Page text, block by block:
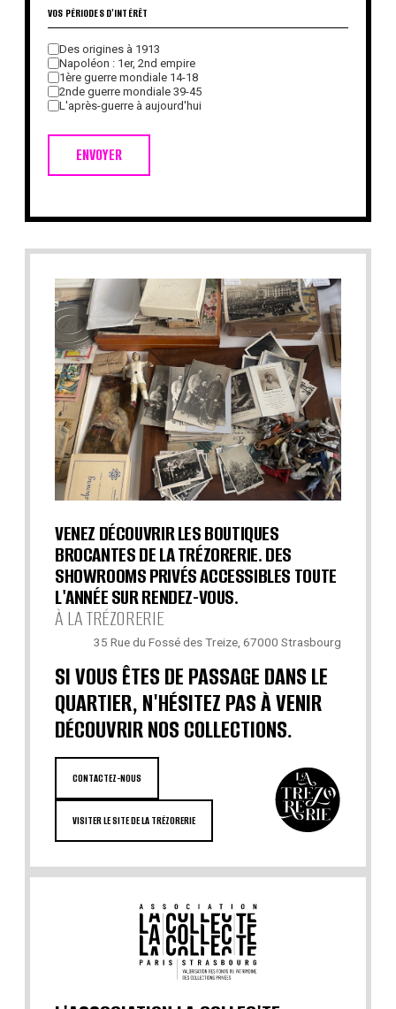
ENVOYER
VOS PÉRIODES D'INTÉRÊT
Des origines à 1913
Napoléon : 1er, 2nd empire
1ère guerre mondiale 14-18
2nde guerre mondiale 39-45
L'après-guerre à aujourd'hui
VENEZ DÉCOUVRIR LES BOUTIQUES
BROCANTES DE LA TRÉZORERIE. DES
SHOWROOMS PRIVÉS ACCESSIBLES TOUTE
L'ANNÉE SUR RENDEZ-VOUS.
À LA TRÉZORERIE
35 Rue du Fossé des Treize, 67000 Strasbourg
SI VOUS ÊTES DE PASSAGE DANS LE
QUARTIER, N'HÉSITEZ PAS À VENIR
DÉCOUVRIR NOS COLLECTIONS.
CONTACTEZ-NOUS
VISITER LE SITE DE LA TRÉZORERIE